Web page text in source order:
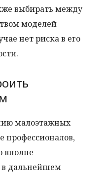
выбирать между
моделей
нет риска в его
малоэтажных
профессионалов,
вполне
в дальнейшем